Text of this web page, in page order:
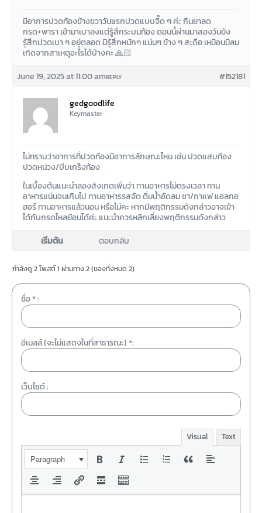
มีอาการปวดท้องข้างขวาวันแรกปวดแบบจี๊ด ๆ ค่ะ กินยาลด
กรด+พารา เข้ามาเบาลงแต่รู้สึกระบมท้อง ตอนนี้ผ่านมาสองวันยัง
รู้สึกปวดเบา ๆ อยู่ตลอด มีรู้สึกหนักๆ แน่นๆ ข้าง ๆ สะดือ เหมือนมีลม
เกิดจากสาเหตุอะไรได้บ้างคะ 🙏🏻
June 19, 2025 at 11:00 am
#152181
REPLY
gedgoodlife
Keymaster
ไม่ทราบว่าอาการที่ปวดท้องมีอาการลักษณะไหน เช่น ปวดแสบท้อง
ปวดหน่วง/บีบเกร็งท้อง
ในเบื้องต้นแนะนำลองสังเกตเพิ่มว่า ทานอาหารไม่ตรงเวลา ทาน
อาหารแน่นจนเกินไป ทานอาหารรสจัด ดื่มน้ำอัดลม ชา/กาแฟ แอลกอ
ฮอร์ ทานอาหารแล้วนอน หรือไม่คะ หากมีพฤติกรรมดังกล่าวอาจเข้า
ได้กับกรดไหลย้อนได้ค่ะ แนะนำควรหลีกเลี่ยงพฤติกรรมดังกล่าว
เริ่มต้น
ตอบกลับ
กำลังดู 2 โพสต์ 1 ผ่านทาง 2 (ของทั่งหมด 2)
ชื่อ * :
อีเมลล์ (จะไม่แสดงในที่สาธารณะ) *:
เว็บไซต์ :
Visual
Text
Paragraph